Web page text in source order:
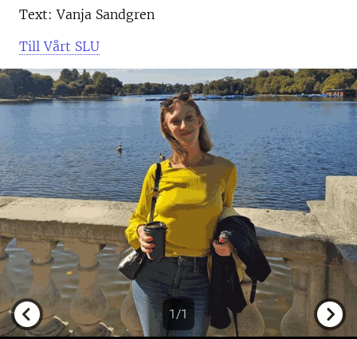
Text: Vanja Sandgren
Till Vårt SLU
1/1